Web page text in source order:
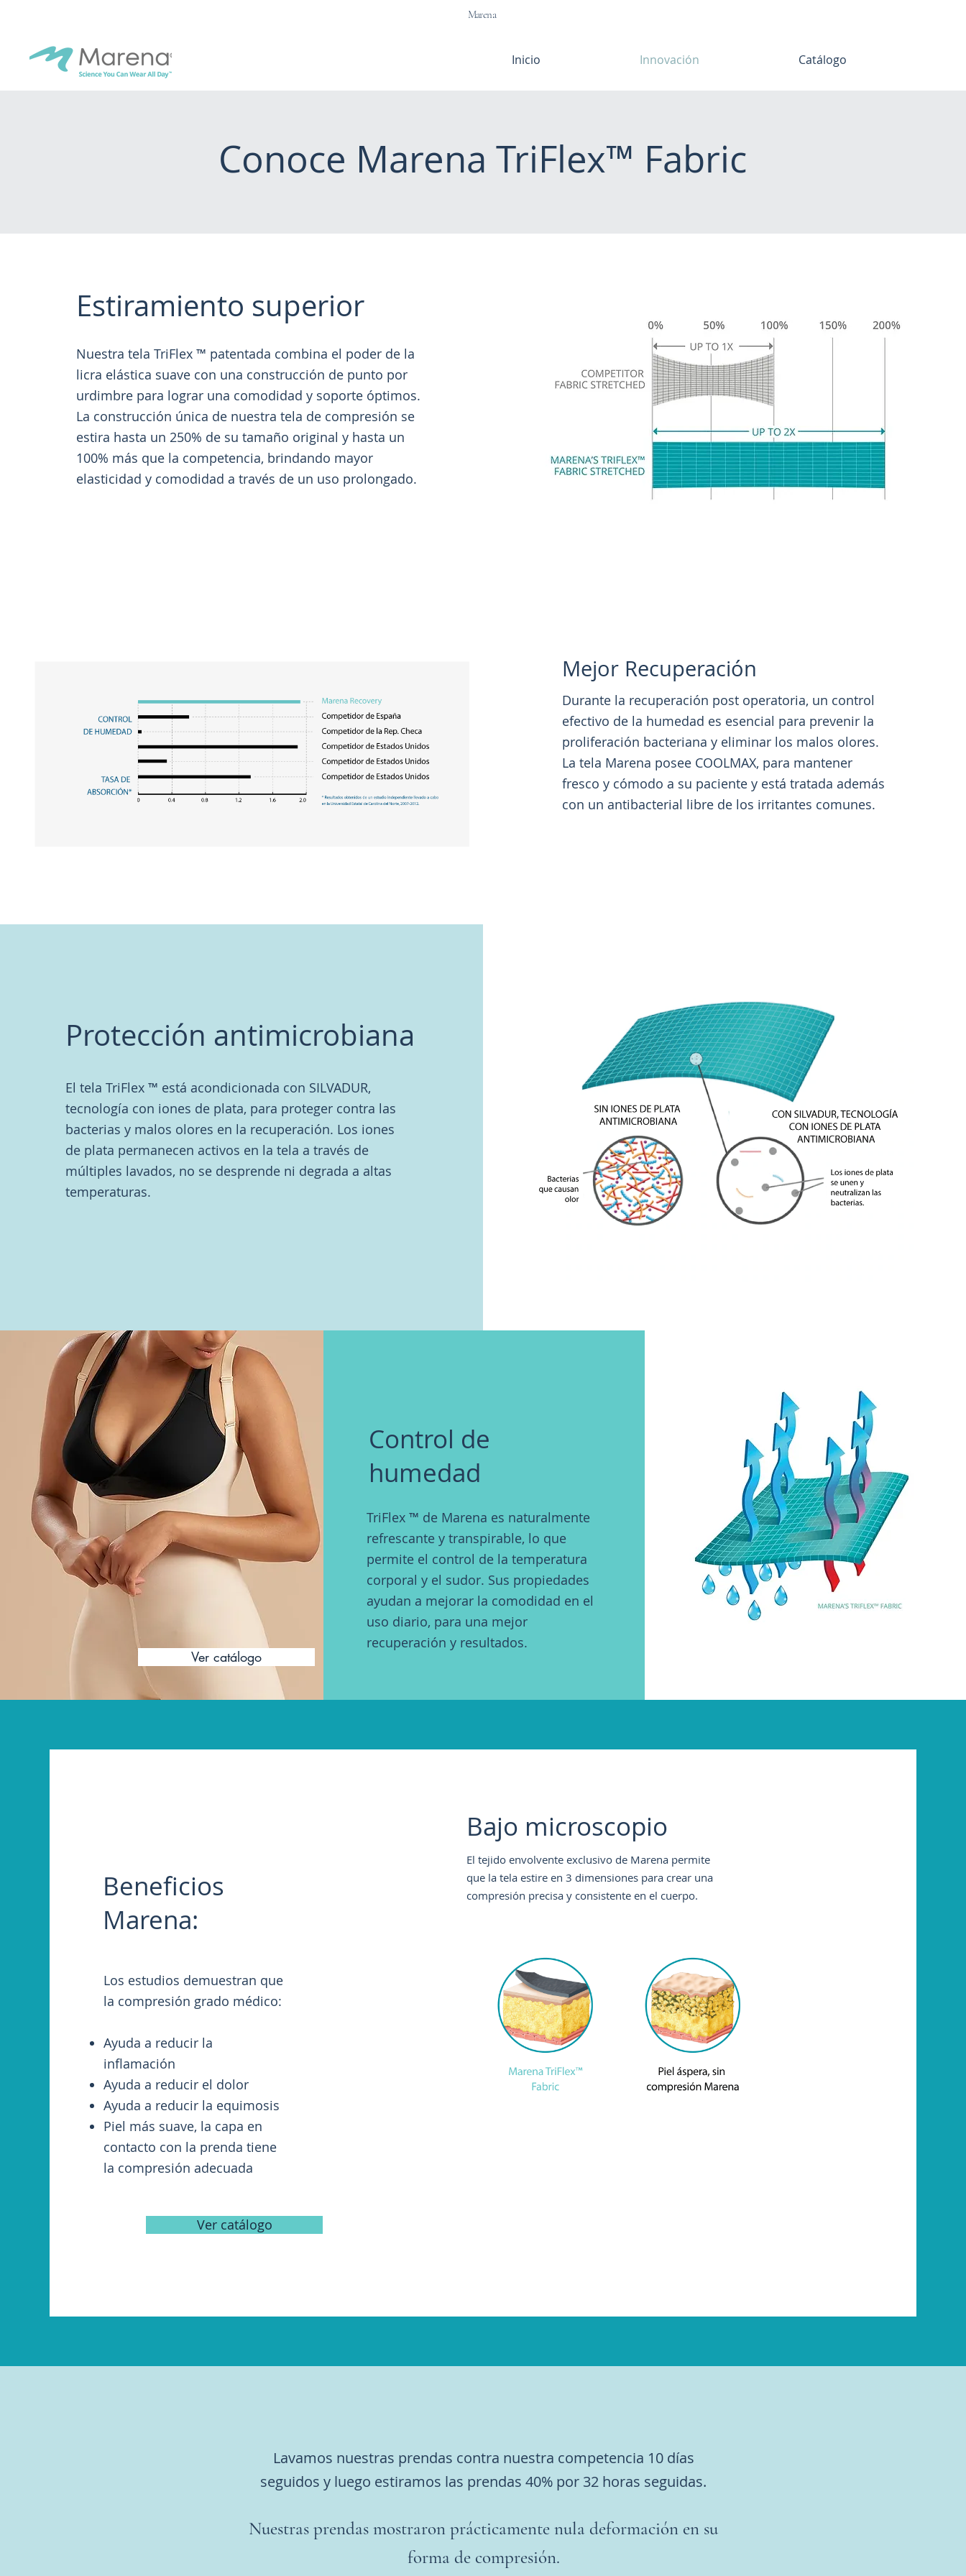
Marena
Inicio Innovación Catálogo
Conoce Marena TriFlex™ Fabric
Estiramiento superior
Nuestra tela TriFlex ™ patentada combina el poder de la
licra elástica suave con una construcción de punto por
urdimbre para lograr una comodidad y soporte óptimos.
La construcción única de nuestra tela de compresión se
estira hasta un 250% de su tamaño original y hasta un
100% más que la competencia, brindando mayor
elasticidad y comodidad a través de un uso prolongado.
Mejor Recuperación
Durante la recuperación post operatoria, un control
efectivo de la humedad es esencial para prevenir la
proliferación bacteriana y eliminar los malos olores.
La tela Marena posee COOLMAX, para mantener
fresco y cómodo a su paciente y está tratada además
con un antibacterial libre de los irritantes comunes.
Protección antimicrobiana
El tela TriFlex ™ está acondicionada con SILVADUR,
tecnología con iones de plata, para proteger contra las
bacterias y malos olores en la recuperación. Los iones
de plata permanecen activos en la tela a través de
múltiples lavados, no se desprende ni degrada a altas
temperaturas.
Ver catálogo
Control de
humedad
TriFlex ™ de Marena es naturalmente
refrescante y transpirable, lo que
permite el control de la temperatura
corporal y el sudor. Sus propiedades
ayudan a mejorar la comodidad en el
uso diario, para una mejor
recuperación y resultados.
Beneficios
Marena:
Los estudios demuestran que
la compresión grado médico:
Ayuda a reducir la
inflamación
Ayuda a reducir el dolor
Ayuda a reducir la equimosis
Piel más suave, la capa en
contacto con la prenda tiene
la compresión adecuada
Ver catálogo
Bajo microscopio
El tejido envolvente exclusivo de Marena permite
que la tela estire en 3 dimensiones para crear una
compresión precisa y consistente en el cuerpo.
Lavamos nuestras prendas contra nuestra competencia 10 días
seguidos y luego estiramos las prendas 40% por 32 horas seguidas.
Nuestras prendas mostraron prácticamente nula deformación en su
forma de compresión.